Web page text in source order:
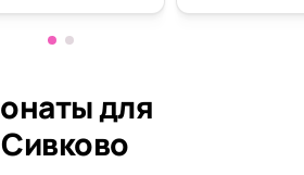
эмоциями. Их
местной
и
заведения.
не
всех
для